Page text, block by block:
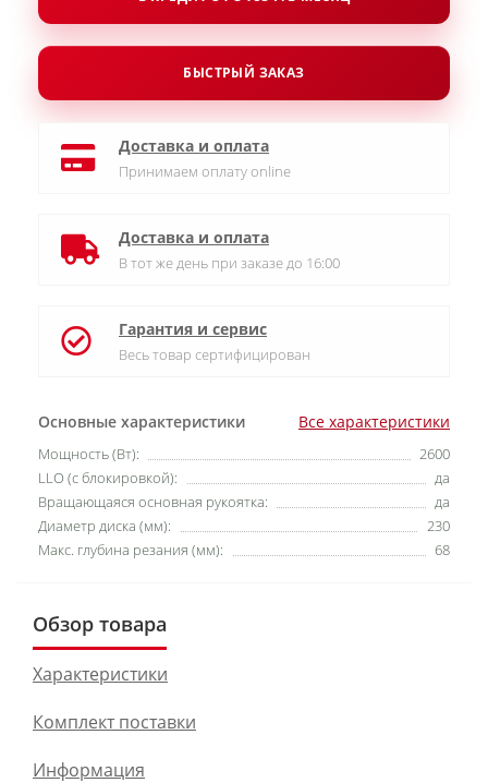
Основные характеристики Все характеристики
Мощность (Вт):
2600
LLO (с блокировкой):
да
Вращающаяся основная рукоятка:
да
Диаметр диска (мм):
230
Макс. глубина резания (мм):
68
БЫСТРЫЙ ЗАКАЗ
Доставка и оплата
Принимаем оплату online
Доставка и оплата
В тот же день при заказе до 16:00
Гарантия и сервис
Весь товар сертифицирован
Обзор товара
Характеристики
Комплект поставки
Информация